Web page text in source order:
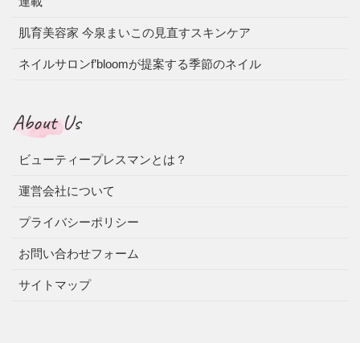
肌育美容家 今泉まいこの見直すスキンケア
ネイルサロンf’bloomが提案する季節のネイル
About Us
ビューティープレスマンとは？
運営会社について
プライバシーポリシー
お問い合わせフォーム
サイトマップ